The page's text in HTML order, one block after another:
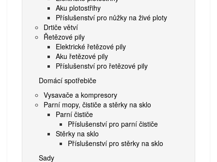
Aku plotostřihy
Příslušenství pro nůžky na živé ploty
Drtiče větví
Řetězové pily
Elektrické řetězové pily
Aku řetězové pily
Příslušenství pro řetězové pily
Domácí spotřebiče
Vysavače a kompresory
Parní mopy, čističe a stěrky na sklo
Parní čističe
Příslušenství pro parní čističe
Stěrky na sklo
Příslušenství pro stěrky na sklo
Sady